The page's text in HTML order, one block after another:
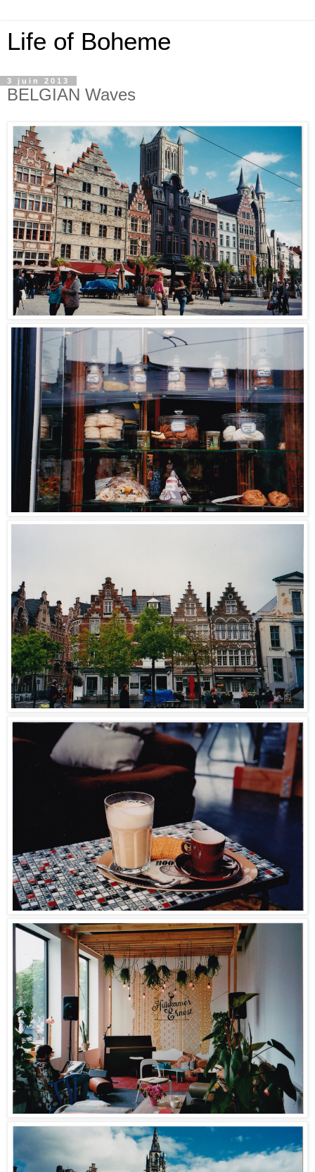
Life of Boheme
3 juin 2013
BELGIAN Waves